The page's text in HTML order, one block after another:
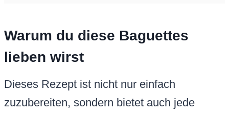
Warum du diese Baguettes
lieben wirst
Dieses Rezept ist nicht nur einfach
zuzubereiten, sondern bietet auch jede